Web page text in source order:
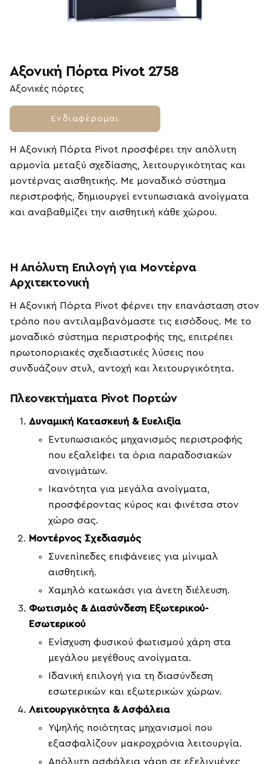
Αξονική Πόρτα Pivot 2758
Αξονικές πόρτες
Ενδιαφέρομαι
Η Αξονική Πόρτα Pivot προσφέρει την απόλυτη
αρμονία μεταξύ σχεδίασης, λειτουργικότητας και
μοντέρνας αισθητικής. Με μοναδικό σύστημα
περιστροφής, δημιουργεί εντυπωσιακά ανοίγματα
και αναβαθμίζει την αισθητική κάθε χώρου.
Η Απόλυτη Επιλογή για Μοντέρνα
Αρχιτεκτονική
Η Αξονική Πόρτα Pivot φέρνει την επανάσταση στον
τρόπο που αντιλαμβανόμαστε τις εισόδους. Με το
μοναδικό σύστημα περιστροφής της, επιτρέπει
πρωτοποριακές σχεδιαστικές λύσεις που
συνδυάζουν στυλ, αντοχή και λειτουργικότητα.
Πλεονεκτήματα Pivot Πορτών
Δυναμική Κατασκευή & Ευελιξία
Εντυπωσιακός μηχανισμός περιστροφής
που εξαλείφει τα όρια παραδοσιακών
ανοιγμάτων.
Ικανότητα για μεγάλα ανοίγματα,
προσφέροντας κύρος και φινέτσα στον
χώρο σας.
Μοντέρνος Σχεδιασμός
Συνεπίπεδες επιφάνειες για μίνιμαλ
αισθητική.
Χαμηλό κατωκάσι για άνετη διέλευση.
Φωτισμός & Διασύνδεση Εξωτερικού-
Εσωτερικού
Ενίσχυση φυσικού φωτισμού χάρη στα
μεγάλου μεγέθους ανοίγματα.
Ιδανική επιλογή για τη διασύνδεση
εσωτερικών και εξωτερικών χώρων.
Λειτουργικότητα & Ασφάλεια
Υψηλής ποιότητας μηχανισμοί που
εξασφαλίζουν μακροχρόνια λειτουργία.
Απόλυτη ασφάλεια χάρη σε εξελιγμένες